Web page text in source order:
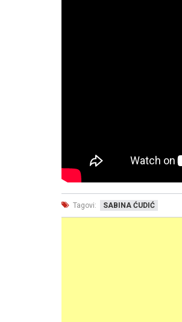
Tagovi: SABINA ĆUDIĆ